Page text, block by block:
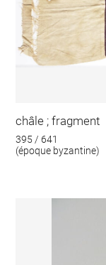
châle ; fragment
395 / 641
(époque byzantine)